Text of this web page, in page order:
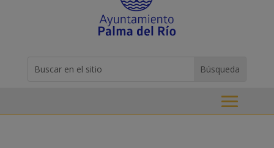
for...